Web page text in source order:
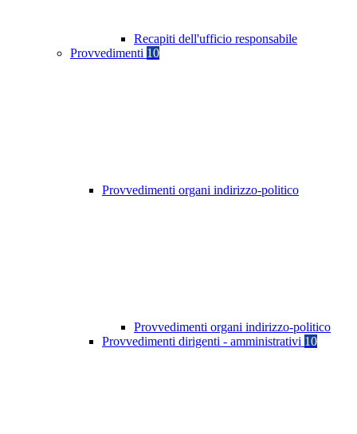
Recapiti dell'ufficio responsabile
Provvedimenti 10
Provvedimenti organi indirizzo-politico
Provvedimenti organi indirizzo-politico
Provvedimenti dirigenti - amministrativi 10